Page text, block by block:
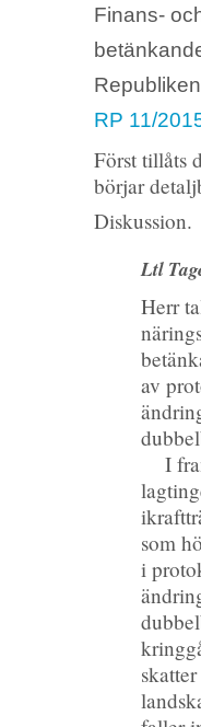
Finans-
RP 11/
Först tillåts
börjar
Diskussion.
Ltl
Herr
av
I
som
i